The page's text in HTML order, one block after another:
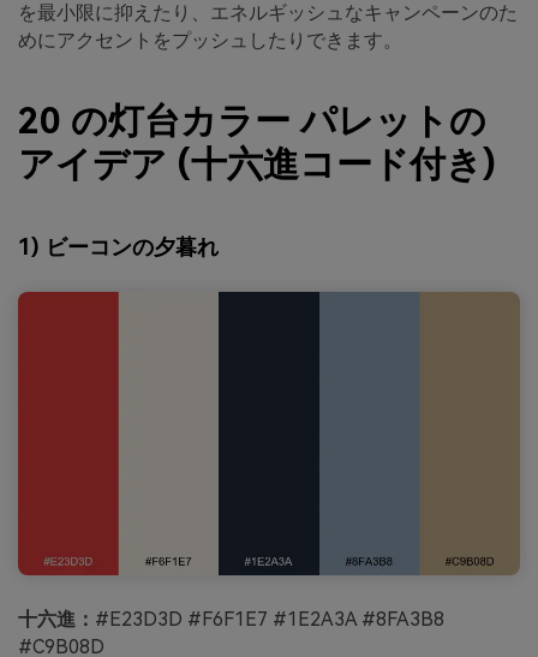
を最小限に抑えたり、エネルギッシュなキャンペーンのた
めにアクセントをプッシュしたりできます。
20 の灯台カラー パレットの
アイデア (十六進コード付き)
1) ビーコンの夕暮れ
十六進： #E23D3D #F6F1E7 #1E2A3A #8FA3B8
#C9B08D